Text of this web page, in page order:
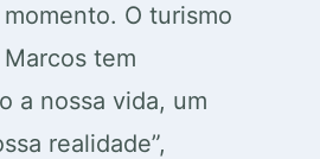
O turismo
tem
a nossa vida, um
realidade”,